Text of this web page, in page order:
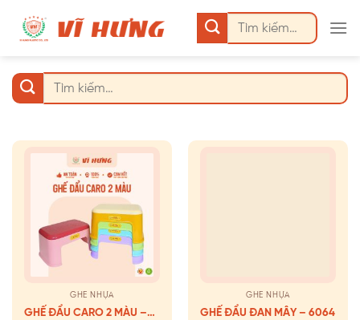
Tìm
Tìm
GHẾ NHỰA
GHẾ ĐẨU CARO 2 MÀU –
GHẾ NHỰA
GHẾ ĐẨU ĐAN MÂY – 6064